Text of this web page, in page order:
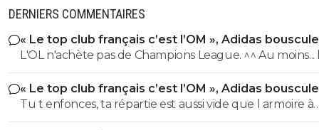
DERNIERS COMMENTAIRES
« Le top club français c’est l’OM », Adidas
PSG
L'OL n'achète pas de Champions League. ^^ Au moins... l'OM a
un point commun avec le PSG. Mdr Adidas ne se trompe pas
avec l'OL qui est une valeur sûre... contrairement à
« Le top club français c’est l’OM », Adidas
PSG
Tu t enfonces, ta répartie est aussi vide que l armoire à
trophées de ton club depuis 15 piges, t es juste une